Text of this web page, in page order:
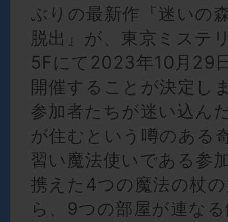
ぶりの最新作『迷いの
脱出』が、東京ミステ
5Fにて2023年10月29
開催することが決定し
参加者たちが迷い込ん
が住むという噂のある
習い魔法使いである参
携えた4つの魔法の杖
ら、9つの部屋が連な